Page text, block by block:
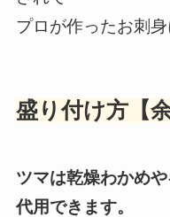
プロが作ったお刺身
盛り付け方【
ツマは乾燥わかめ
代用できます。